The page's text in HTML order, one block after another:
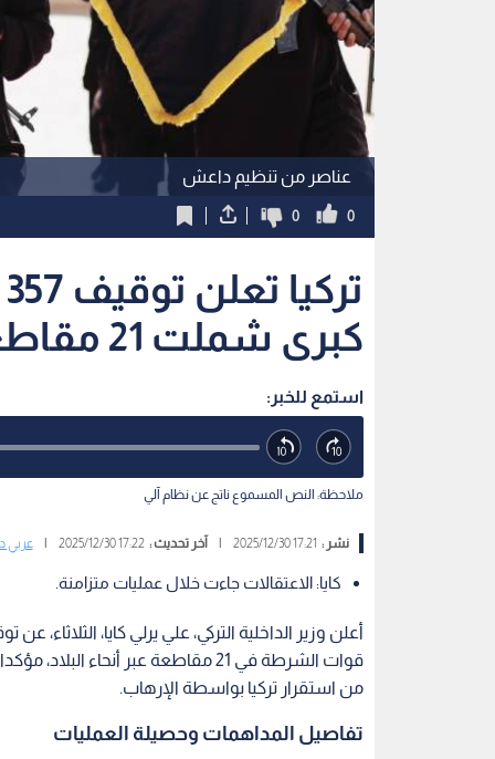
عناصر من تنظيم داعش
0
0
كبرى شملت 21 مقاطعة ضد تنظيم "داعش"
استمع للخبر:
ملاحظة: النص المسموع ناتج عن نظام آلي
نشر : 17:21 2025/12/30 آخر تحديث :17:22 2025/12/30 عربي
كايا: الاعتقالات جاءت خلال عمليات متزامنة.
قوات الشرطة في 21 مقاطعة عبر أنحاء
من استقرار تركيا بواسطة الإرهاب.
تفاصيل المداهمات وحصيلة العمليات